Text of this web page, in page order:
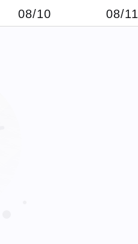
08/10 08/11